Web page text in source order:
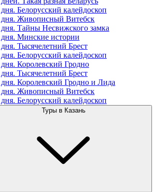
дня. Белорусский калейдоскоп
дня. Живописный Витебск
дня. Тайны Несвижского замка
Минские истории
дня. Тысячелетний Брест
Белорусский калейдоскоп
Королевский Гродно
Тысячелетний Брест
Королевский Гродно и Лида
дня. Живописный Витебск
Белорусский калейдоскоп
Туры в Казань